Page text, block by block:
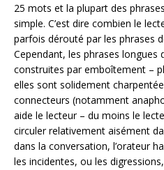
25 mots et la plupart des
simple. C’est dire combien le
parfois dérouté par les phrases
Cependant, les phrases
construites par emboîtement –
elles sont solidement
connecteurs (notamment
aide le lecteur – du moins le
circuler relativement aisément
dans la conversation, l’orateur
les incidentes, ou les